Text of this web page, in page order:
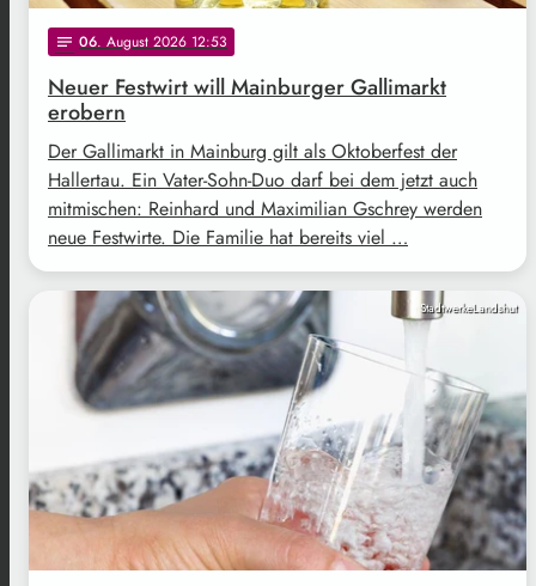
notes 06. August 2026 12:53
Neuer Festwirt will Mainburger Gallimarkt
erobern
Der Gallimarkt in Mainburg gilt als Oktoberfest der
Hallertau. Ein Vater-Sohn-Duo darf bei dem jetzt auch
mitmischen: Reinhard und Maximilian Gschrey werden
neue Festwirte. Die Familie hat bereits viel …
StadtwerkeLandshut